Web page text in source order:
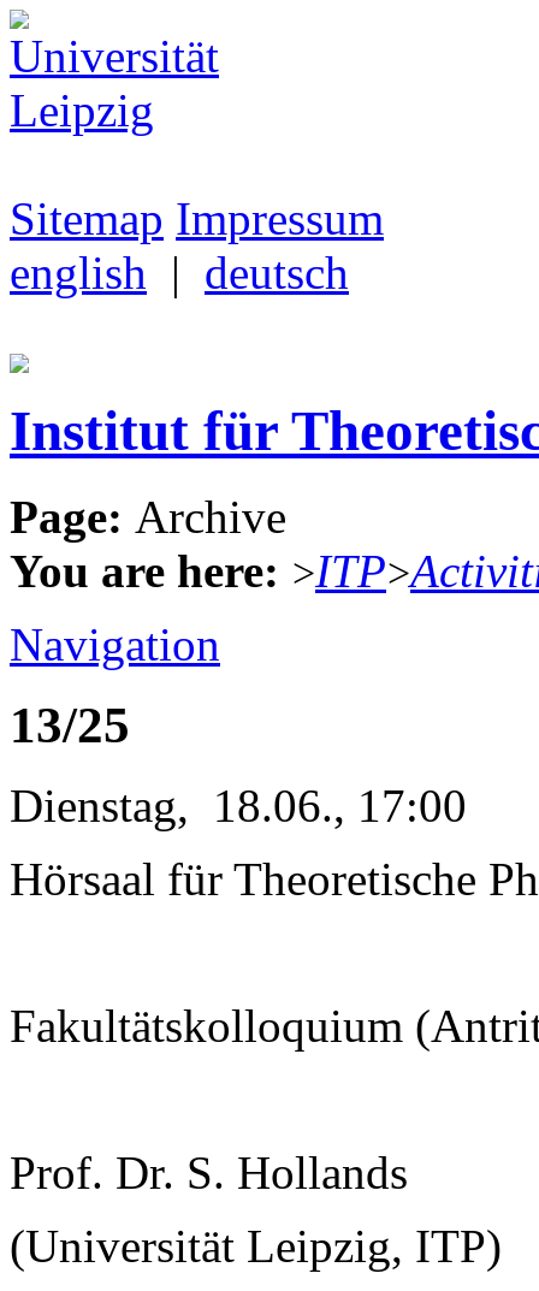
Sitemap Impressum
english | deutsch
Institut für
Page: Archive
You are here: >ITP>
Navigation
13/25
Dienstag, 18.06., 17:00
Hörsaal für Theoretische
Fakultätskolloquium
Prof. Dr. S. Hollands
(Universität Leipzig, ITP)